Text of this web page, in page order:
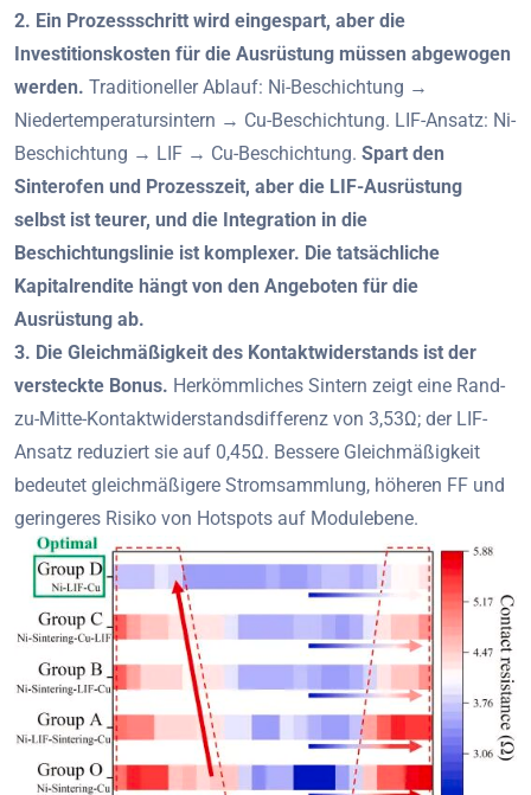
2. Ein Prozessschritt wird eingespart, aber die
Investitionskosten für die Ausrüstung müssen abgewogen
werden. Traditioneller Ablauf: Ni-Beschichtung →
Niedertemperatursintern → Cu-Beschichtung. LIF-Ansatz: Ni-
Beschichtung → LIF → Cu-Beschichtung. Spart den
Sinterofen und Prozesszeit, aber die LIF-Ausrüstung
selbst ist teurer, und die Integration in die
Beschichtungslinie ist komplexer. Die tatsächliche
Kapitalrendite hängt von den Angeboten für die
Ausrüstung ab.
3. Die Gleichmäßigkeit des Kontaktwiderstands ist der
versteckte Bonus. Herkömmliches Sintern zeigt eine Rand-
zu-Mitte-Kontaktwiderstandsdifferenz von 3,53Ω; der LIF-
Ansatz reduziert sie auf 0,45Ω. Bessere Gleichmäßigkeit
bedeutet gleichmäßigere Stromsammlung, höheren FF und
geringeres Risiko von Hotspots auf Modulebene.